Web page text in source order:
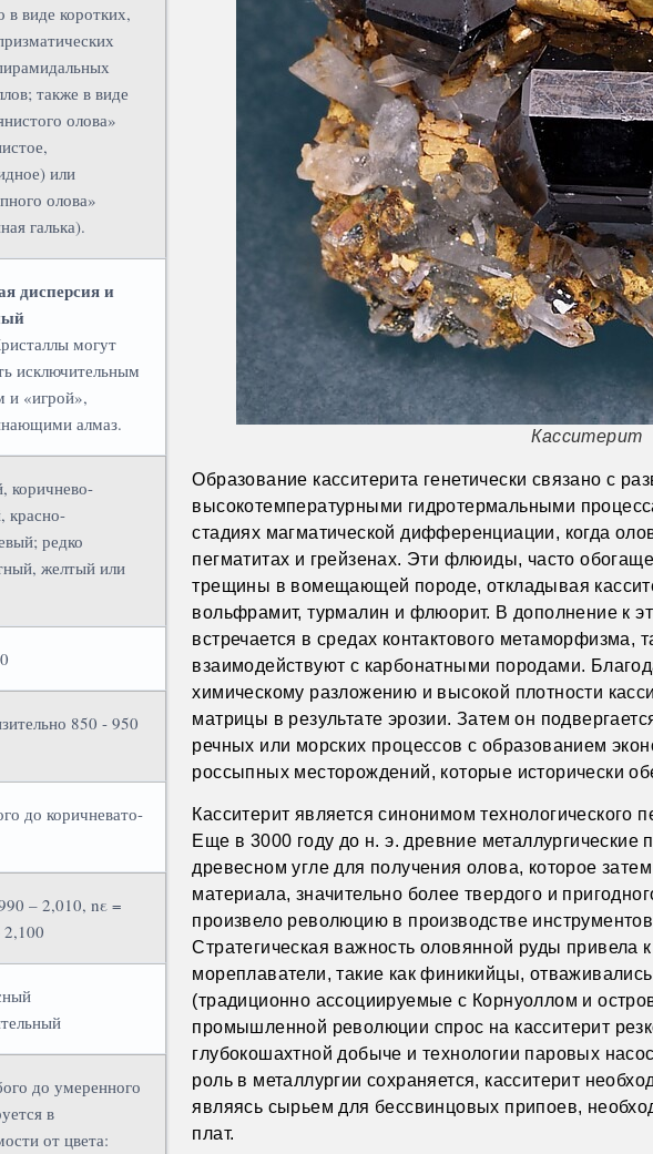
виде коротких,
также в виде
олова»
или
олова»
галька).
дисперсия и
могут
исключительным
и «игрой»,
алмаз.
коричнево-
красно-
редко
желтый или
850 - 950
до коричневато-
– 2,010, nε =
до умеренного
в
от цвета:
Касситерит
Образование касситерита генетически связано с
высокотемпературными гидротермальными
стадиях магматической дифференциации, когда
пегматитах и грейзенах. Эти флюиды, часто
трещины в вомещающей породе, откладывая
вольфрамит, турмалин и флюорит. В дополнение к
встречается в средах контактового метаморфизма,
взаимодействуют с карбонатными породами.
химическому разложению и высокой плотности
матрицы в результате эрозии. Затем он
речных или морских процессов с образованием
россыпных месторождений, которые исторически
Касситерит является синонимом технологического
Еще в 3000 году до н. э. древние металлургические
древесном угле для получения олова, которое
материала, значительно более твердого и
произвело революцию в производстве
Стратегическая важность оловянной руды
мореплаватели, такие как финикийцы,
(традиционно ассоциируемые с Корнуоллом и
промышленной революции спрос на касситерит
глубокошахтной добыче и технологии паровых
роль в металлургии сохраняется, касситерит
являясь сырьем для бессвинцовых припоев,
плат.